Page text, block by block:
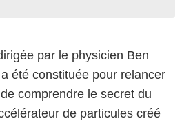
par le physicien Ben
été constituée pour relancer
comprendre le secret du
de particules créé